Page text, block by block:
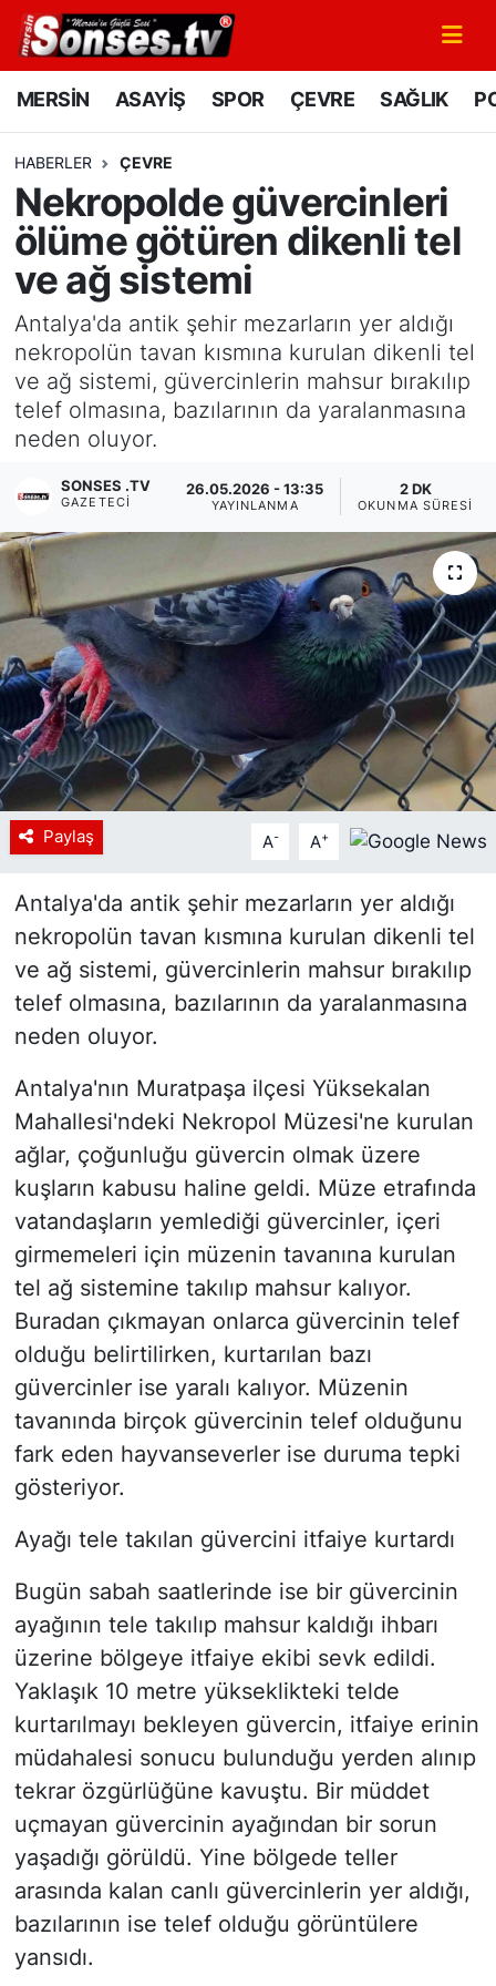
MERSİN ASAYİŞ SPOR ÇEVRE SAĞLIK
HABERLER ÇEVRE
Nekropolde güvercinleri
ölüme götüren dikenli tel
ve ağ sistemi
Antalya'da antik şehir mezarların yer aldığı
nekropolün tavan kısmına kurulan dikenli tel
ve ağ sistemi, güvercinlerin mahsur bırakılıp
telef olmasına, bazılarının da yaralanmasına
neden oluyor.
SONSES .TV
GAZETECI
26.05.2026 - 13:35
YAYINLANMA
2 DK
OKUNMA SÜRESI
Paylaş A- A+
Antalya'da antik şehir mezarların yer aldığı
nekropolün tavan kısmına kurulan dikenli tel
ve ağ sistemi, güvercinlerin mahsur bırakılıp
telef olmasına, bazılarının da yaralanmasına
neden oluyor.
Antalya'nın Muratpaşa ilçesi Yüksekalan
Mahallesi'ndeki Nekropol Müzesi'ne kurulan
ağlar, çoğunluğu güvercin olmak üzere
kuşların kabusu haline geldi. Müze etrafında
vatandaşların yemlediği güvercinler, içeri
girmemeleri için müzenin tavanına kurulan
tel ağ sistemine takılıp mahsur kalıyor.
Buradan çıkmayan onlarca güvercinin telef
olduğu belirtilirken, kurtarılan bazı
güvercinler ise yaralı kalıyor. Müzenin
tavanında birçok güvercinin telef olduğunu
fark eden hayvanseverler ise duruma tepki
gösteriyor.
Ayağı tele takılan güvercini itfaiye kurtardı
Bugün sabah saatlerinde ise bir güvercinin
ayağının tele takılıp mahsur kaldığı ihbarı
üzerine bölgeye itfaiye ekibi sevk edildi.
Yaklaşık 10 metre yükseklikteki telde
kurtarılmayı bekleyen güvercin, itfaiye erinin
müdahalesi sonucu bulunduğu yerden alınıp
tekrar özgürlüğüne kavuştu. Bir müddet
uçmayan güvercinin ayağından bir sorun
yaşadığı görüldü. Yine bölgede teller
arasında kalan canlı güvercinlerin yer aldığı,
bazılarının ise telef olduğu görüntülere
yansıdı.
MERSİN
SPOR
GÜNÜN MANŞETİ
DÜNYA
KÜLTÜR - SANAT
MAGAZİN
SAĞLIK
Siyaset
YEREL HABER
Haberde insan
Tanıtım
Mersin Nöbetçi Eczaneler
Mersin Namaz Vakitleri
Mersin Trafik Yoğunluk Haritası
Süper Lig Puan Durumu ve Fikstür
Tüm Manşetler
Son Dakika Haberleri
Haber Arşivi